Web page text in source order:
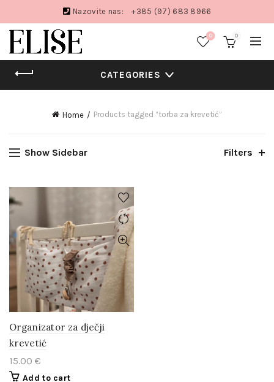
Nazovite nas: +385 (97) 683 8966
0 0
CATEGORIES
Home Products tagged “torba za krevetić”
Show Sidebar Filters
Organizator za dječji
krevetić
15.00 €
Add to cart